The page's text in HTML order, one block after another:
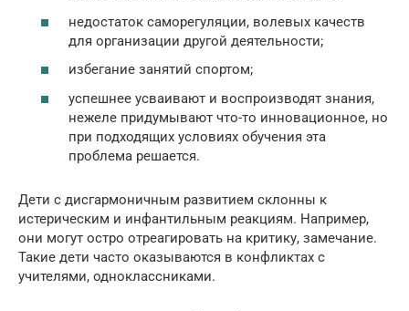
недостаток саморегуляции, волевых качеств
для организации другой деятельности;
избегание занятий спортом;
успешнее усваивают и воспроизводят знания,
нежеле придумывают что-то инновационное, но
при подходящих условиях обучения эта
проблема решается.
Дети с дисгармоничным развитием склонны к
истерическим и инфантильным реакциям. Например,
они могут остро отреагировать на критику, замечание.
Такие дети часто оказываются в конфликтах с
учителями, одноклассниками.